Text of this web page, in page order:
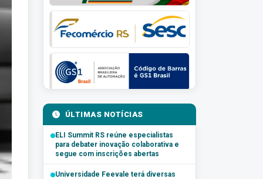
ÚLTIMAS NOTÍCIAS
ELI Summit RS reúne especialistas
para debater inovação colaborativa e
segue com inscrições abertas
Universidade Feevale terá diversas